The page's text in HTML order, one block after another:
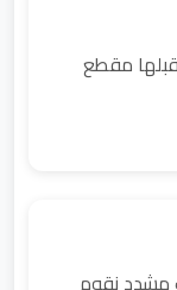
مقطع
مشدد نقوم